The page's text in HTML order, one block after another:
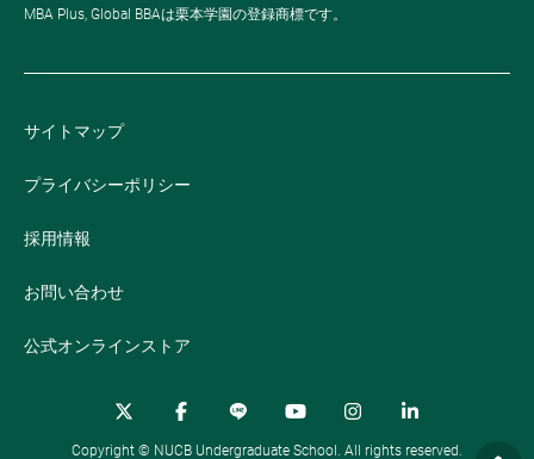
MBA Plus, Global BBAは栗本学園の登録商標です。
サイトマップ
プライバシーポリシー
採用情報
お問い合わせ
公式オンラインストア
Copyright © NUCB Undergraduate School. All rights reserved.